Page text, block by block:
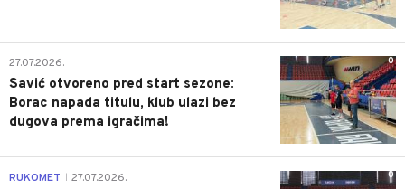
0
27.07.2026.
Savić otvoreno pred start sezone:
Borac napada titulu, klub ulazi bez
dugova prema igračima!
0
RUKOMET 27.07.2026.